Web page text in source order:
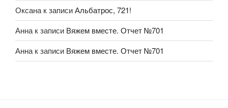
Оксанак записиАльбатрос, 721!
Аннак записи Вяжем вместе. Отчет №701
Аннак записи Вяжем вместе. Отчет №701